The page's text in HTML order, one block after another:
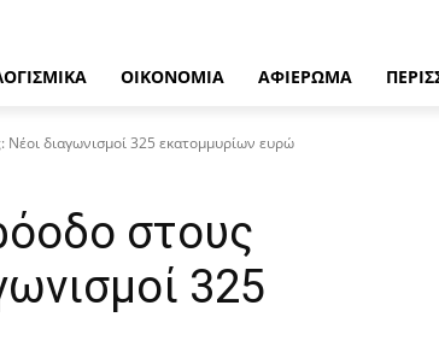
ΟΙΚΟΝΟΜΊΑ ΑΦΙΈΡΩΜΑ
διαγωνισμοί 325 εκατομμυρίων ευρώ
στους
325